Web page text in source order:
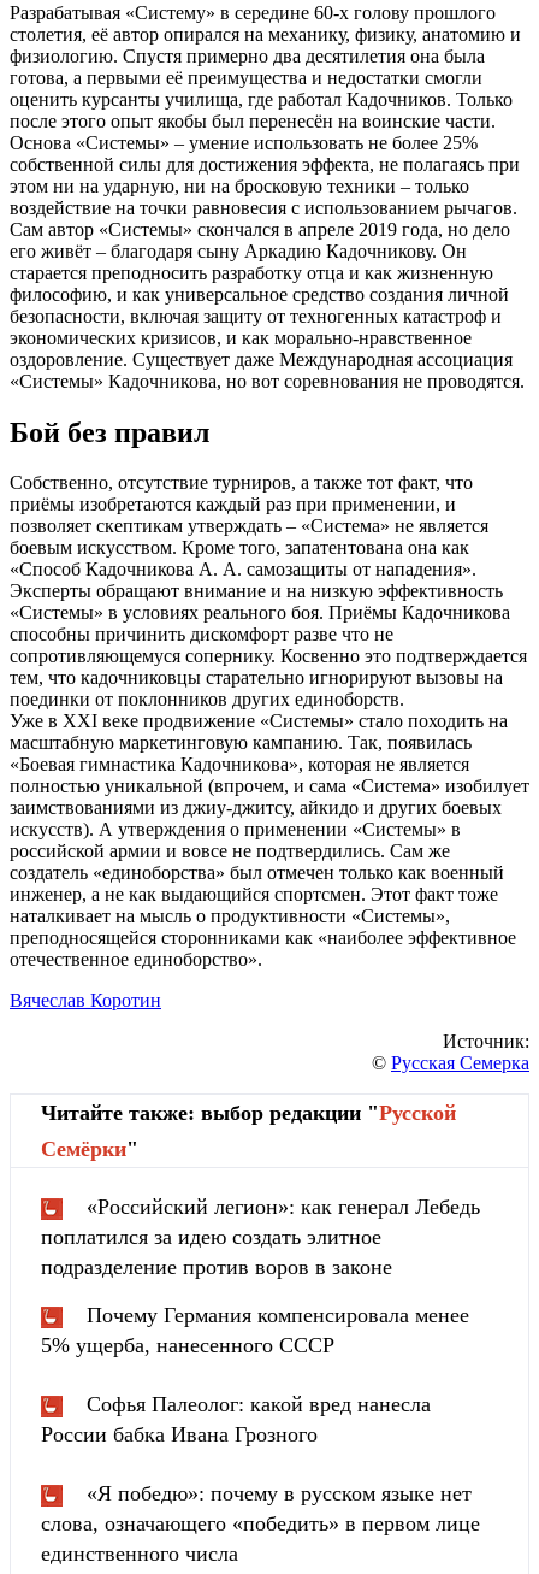
Разрабатывая «Систему» в середине 60-х голову прошлого
столетия, её автор опирался на механику, физику, анатомию и
физиологию. Спустя примерно два десятилетия она была
готова, а первыми её преимущества и недостатки смогли
оценить курсанты училища, где работал Кадочников. Только
после этого опыт якобы был перенесён на воинские части.
Основа «Системы» – умение использовать не более 25%
собственной силы для достижения эффекта, не полагаясь при
этом ни на ударную, ни на бросковую техники – только
воздействие на точки равновесия с использованием рычагов.
Сам автор «Системы» скончался в апреле 2019 года, но дело
его живёт – благодаря сыну Аркадию Кадочникову. Он
старается преподносить разработку отца и как жизненную
философию, и как универсальное средство создания личной
безопасности, включая защиту от техногенных катастроф и
экономических кризисов, и как морально-нравственное
оздоровление. Существует даже Международная ассоциация
«Системы» Кадочникова, но вот соревнования не проводятся.
Бой без правил
Собственно, отсутствие турниров, а также тот факт, что
приёмы изобретаются каждый раз при применении, и
позволяет скептикам утверждать – «Система» не является
боевым искусством. Кроме того, запатентована она как
«Способ Кадочникова А. А. самозащиты от нападения».
Эксперты обращают внимание и на низкую эффективность
«Системы» в условиях реального боя. Приёмы Кадочникова
способны причинить дискомфорт разве что не
сопротивляющемуся сопернику. Косвенно это подтверждается
тем, что кадочниковцы старательно игнорируют вызовы на
поединки от поклонников других единоборств.
Уже в XXI веке продвижение «Системы» стало походить на
масштабную маркетинговую кампанию. Так, появилась
«Боевая гимнастика Кадочникова», которая не является
полностью уникальной (впрочем, и сама «Система» изобилует
заимствованиями из джиу-джитсу, айкидо и других боевых
искусств). А утверждения о применении «Системы» в
российской армии и вовсе не подтвердились. Сам же
создатель «единоборства» был отмечен только как военный
инженер, а не как выдающийся спортсмен. Этот факт тоже
наталкивает на мысль о продуктивности «Системы»,
преподносящейся сторонниками как «наиболее эффективное
отечественное единоборство».
Вячеслав Коротин
Источник:
© Русская Семерка
Читайте также: выбор редакции "Русской
Cемёрки"
«Российский легион»: как генерал Лебедь
поплатился за идею создать элитное
подразделение против воров в законе
Почему Германия компенсировала менее
5% ущерба, нанесенного СССР
Софья Палеолог: какой вред нанесла
России бабка Ивана Грозного
«Я победю»: почему в русском языке нет
слова, означающего «победить» в первом лице
единственного числа